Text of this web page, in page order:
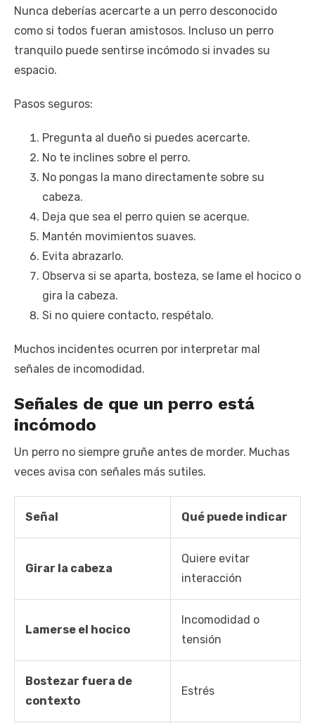
Nunca deberías acercarte a un perro desconocido
como si todos fueran amistosos. Incluso un perro
tranquilo puede sentirse incómodo si invades su
espacio.
Pasos seguros:
Pregunta al dueño si puedes acercarte.
No te inclines sobre el perro.
No pongas la mano directamente sobre su
cabeza.
Deja que sea el perro quien se acerque.
Mantén movimientos suaves.
Evita abrazarlo.
Observa si se aparta, bosteza, se lame el hocico o
gira la cabeza.
Si no quiere contacto, respétalo.
Muchos incidentes ocurren por interpretar mal
señales de incomodidad.
Señales de que un perro está
incómodo
Un perro no siempre gruñe antes de morder. Muchas
veces avisa con señales más sutiles.
Señal Qué puede indicar
Girar la cabeza
Quiere evitar
interacción
Lamerse el hocico
Incomodidad o
tensión
Bostezar fuera de
contexto
Estrés